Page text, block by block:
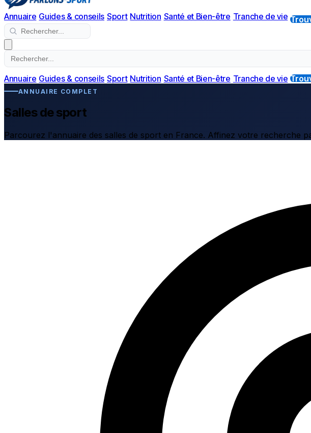
Annuaire Guides & conseils Sport Nutrition Santé et Bien-être Tranche de vie
Annuaire Guides & conseils Sport Nutrition Santé et Bien-être Tranche de vie
ANNUAIRE COMPLET
Salles de sport
Parcourez l'annuaire des salles de sport en France. Affinez votre recherche